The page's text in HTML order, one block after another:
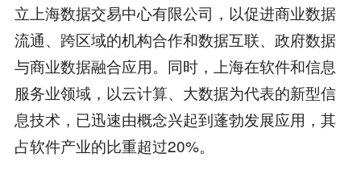
立上海数据交易中心有限公司，以促进商业数据
流通、跨区域的机构合作和数据互联、政府数据
与商业数据融合应用。同时，上海在软件和信息
服务业领域，以云计算、大数据为代表的新型信
息技术，已迅速由概念兴起到蓬勃发展应用，其
占软件产业的比重超过20%。